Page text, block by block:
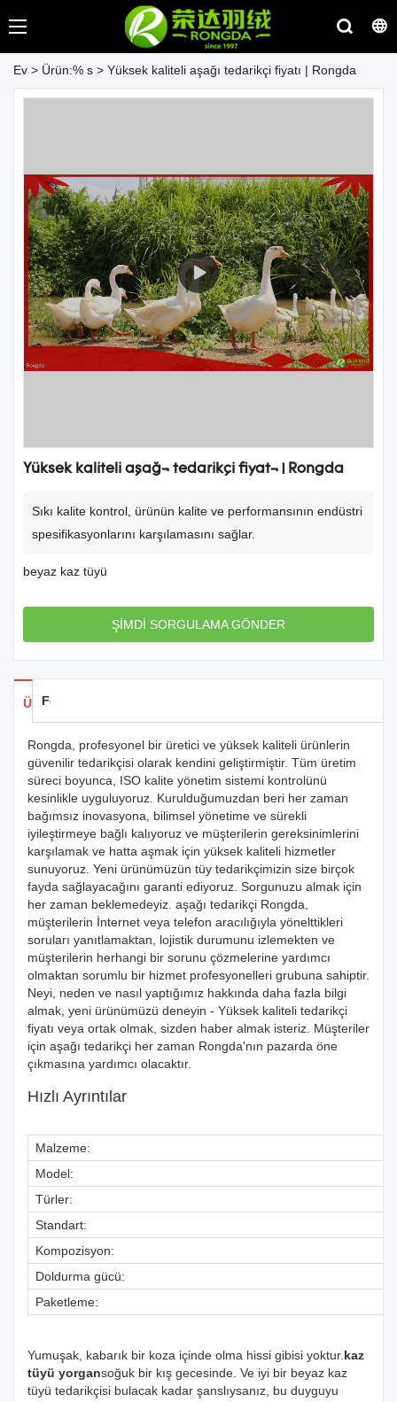
Ev > Ürün:% s > Yüksek kaliteli aşağı tedarikçi fiyatı | Rongda
Yüksek kaliteli aşağı tedarikçi fiyatı | Rongda
Sıkı kalite kontrol, ürünün kalite ve performansının endüstri
spesifikasyonlarını karşılamasını sağlar.
beyaz kaz tüyü
ŞİMDİ SORGULAMA GÖNDER
Ürün Detayları
Feedback
Rongda, profesyonel bir üretici ve yüksek kaliteli ürünlerin
güvenilir tedarikçisi olarak kendini geliştirmiştir. Tüm üretim
süreci boyunca, ISO kalite yönetim sistemi kontrolünü
kesinlikle uyguluyoruz. Kurulduğumuzdan beri her zaman
bağımsız inovasyona, bilimsel yönetime ve sürekli
iyileştirmeye bağlı kalıyoruz ve müşterilerin gereksinimlerini
karşılamak ve hatta aşmak için yüksek kaliteli hizmetler
sunuyoruz. Yeni ürünümüzün tüy tedarikçimizin size birçok
fayda sağlayacağını garanti ediyoruz. Sorgunuzu almak için
her zaman beklemedeyiz. aşağı tedarikçi Rongda,
müşterilerin İnternet veya telefon aracılığıyla yönelttikleri
soruları yanıtlamaktan, lojistik durumunu izlemekten ve
müşterilerin herhangi bir sorunu çözmelerine yardımcı
olmaktan sorumlu bir hizmet profesyonelleri grubuna sahiptir.
Neyi, neden ve nasıl yaptığımız hakkında daha fazla bilgi
almak, yeni ürünümüzü deneyin - Yüksek kaliteli tedarikçi
fiyatı veya ortak olmak, sizden haber almak isteriz. Müşteriler
için aşağı tedarikçi her zaman Rongda'nın pazarda öne
çıkmasına yardımcı olacaktır.
Hızlı Ayrıntılar
Malzeme:
Model:
Türler:
Standart:
Kompozisyon:
Doldurma gücü:
Paketleme:
Yumuşak, kabarık bir koza içinde olma hissi gibisi yoktur. kaz
tüyü yorgansoğuk bir kış gecesinde. Ve iyi bir beyaz kaz
tüyü tedarikçisi bulacak kadar şanslıysanız, bu duyguyu